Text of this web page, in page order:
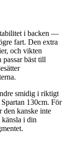
i backen —
fart. Den extra
och vikten
bäst till
smidig i riktigt
130cm. För
den kanske inte
i din